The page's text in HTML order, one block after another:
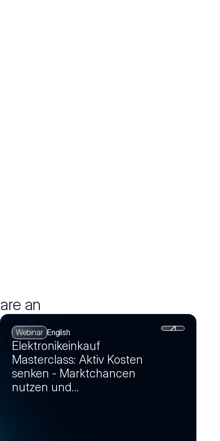
an
Webinar English
Elektronikeinkauf
Masterclass: Aktiv Kosten
senken - Marktchancen
nutzen und